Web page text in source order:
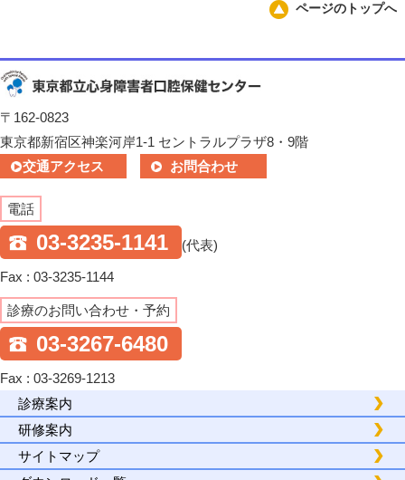
ページのトップへ
〒162-0823
東京都新宿区神楽河岸1-1 セントラルプラザ8・9階
交通アクセス
お問合わせ
電話
03-3235-1141 (代表)
Fax : 03-3235-1144
診療のお問い合わせ・予約
03-3267-6480
Fax : 03-3269-1213
診療案内
研修案内
サイトマップ